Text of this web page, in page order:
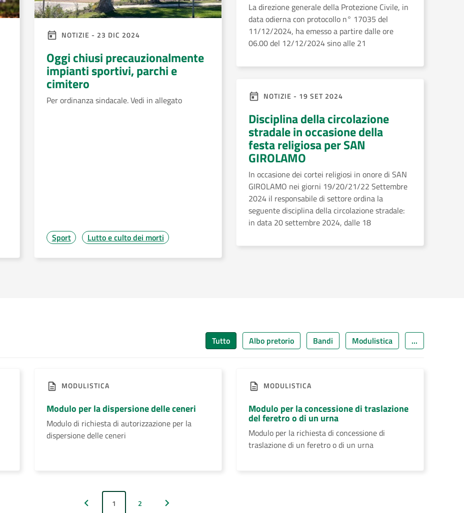
NOTIZIE - 23 DIC 2024
Oggi chiusi precauzionalmente
impianti sportivi, parchi e
cimitero
Per ordinanza sindacale. Vedi in allegato
Sport Lutto e culto dei morti
La direzione generale della Protezione Civile, in
data odierna con protocollo n° 17035 del
11/12/2024, ha emesso a partire dalle ore
06.00 del 12/12/2024 sino alle 21
NOTIZIE - 19 SET 2024
Disciplina della circolazione
stradale in occasione della
festa religiosa per SAN
GIROLAMO
In occasione dei cortei religiosi in onore di SAN
GIROLAMO nei giorni 19/20/21/22 Settembre
2024 il responsabile di settore ordina la
seguente disciplina della circolazione stradale:
in data 20 settembre 2024, dalle 18
Tutto Albo pretorio Bandi Modulistica ...
MODULISTICA
Modulo per la dispersione delle ceneri
Modulo di richiesta di autorizzazione per la
dispersione delle ceneri
MODULISTICA
Modulo per la concessione di traslazione
del feretro o di un urna
Modulo per la richiesta di concessione di
traslazione di un feretro o di un urna
Pagina precedente
1 2 Pagina successiva